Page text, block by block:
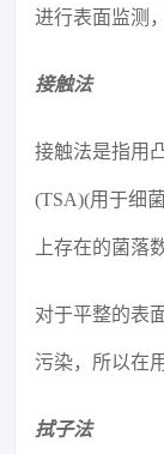
进行表面监测
接触法
接触法是指用
(TSA)(用于细
上存在的菌落
对于平整的表
污染，所以在
拭子法